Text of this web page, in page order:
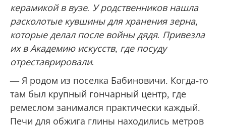
керамикой в вузе. У родственников нашла
расколотые кувшины для хранения зерна,
которые делал после войны дядя. Привезла
их в Академию искусств, где посуду
отреставрировали.
— Я родом из поселка Бабиновичи. Когда-то
там был крупный гончарный центр, где
ремеслом занимался практически каждый.
Печи для обжига глины находились метров